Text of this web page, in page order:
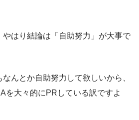
はり結論は「自助努力」が大事で
んとか自助努力して欲しいから、
を大々的にPRしている訳ですよ